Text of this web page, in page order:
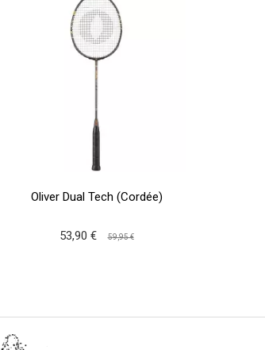
Oliver Dual Tech (Cordée)
53,90 € 59,95 €